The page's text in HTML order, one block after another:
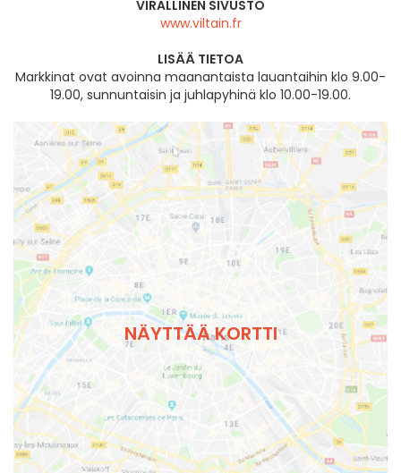
VIRALLINEN SIVUSTO
www.viltain.fr
LISÄÄ TIETOA
Markkinat ovat avoinna maanantaista lauantaihin klo 9.00-
19.00, sunnuntaisin ja juhlapyhinä klo 10.00-19.00.
NÄYTTÄÄ KORTTI